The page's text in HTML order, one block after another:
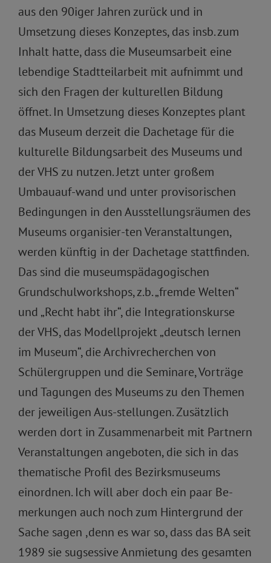
aus den 90iger Jahren zurück und in
Umsetzung dieses Konzeptes, das insb. zum
Inhalt hatte, dass die Museumsarbeit eine
lebendige Stadtteilarbeit mit aufnimmt und
sich den Fragen der kulturellen Bildung
öffnet. In Umsetzung dieses Konzeptes plant
das Museum derzeit die Dachetage für die
kulturelle Bildungsarbeit des Museums und
der VHS zu nutzen. Jetzt unter großem
Umbauauf-wand und unter provisorischen
Bedingungen in den Ausstellungsräumen des
Museums organisier-ten Veranstaltungen,
werden künftig in der Dachetage stattfinden.
Das sind die museumspädagogischen
Grundschulworkshops, z.b. „fremde Welten“
und „Recht habt ihr“, die Integrationskurse
der VHS, das Modellprojekt „deutsch lernen
im Museum“, die Archivrecherchen von
Schülergruppen und die Seminare, Vorträge
und Tagungen des Museums zu den Themen
der jeweiligen Aus-stellungen. Zusätzlich
werden dort in Zusammenarbeit mit Partnern
Veranstaltungen angeboten, die sich in das
thematische Profil des Bezirksmuseums
einordnen. Ich will aber doch ein paar Be-
merkungen auch noch zum Hintergrund der
Sache sagen ,denn es war so, dass das BA seit
1989 sie sugsessive Anmietung des gesamten